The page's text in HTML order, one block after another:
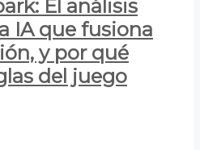
El análisis
IA que fusiona
y por qué
del juego